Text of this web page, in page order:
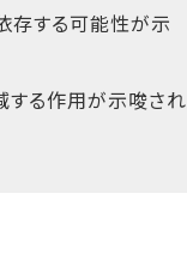
存する可能性が示
する作用が示唆され